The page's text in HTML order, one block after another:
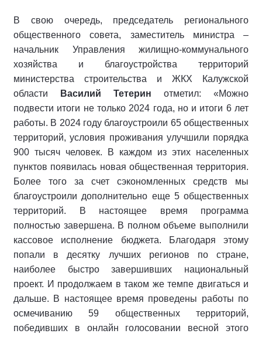
В свою очередь, председатель регионального
общественного совета, заместитель министра –
начальник Управления жилищно-коммунального
хозяйства и благоустройства территорий
министерства строительства и ЖКХ Калужской
области
Василий Тетерин отметил: «Можно
подвести итоги не только 2024 года, но и итоги 6 лет
работы. В 2024 году благоустроили 65 общественных
территорий, условия проживания улучшили порядка
900 тысяч человек. В каждом из этих населенных
пунктов появилась новая общественная территория.
Более того за счет сэкономленных средств мы
благоустроили дополнительно еще 5 общественных
территорий. В настоящее время программа
полностью завершена. В полном объеме выполнили
кассовое исполнение бюджета. Благодаря этому
попали в десятку лучших регионов по стране,
наиболее быстро завершивших национальный
проект. И продолжаем в таком же темпе двигаться и
дальше. В настоящее время проведены работы по
осмечиванию 59 общественных территорий,
победивших в онлайн голосовании весной этого